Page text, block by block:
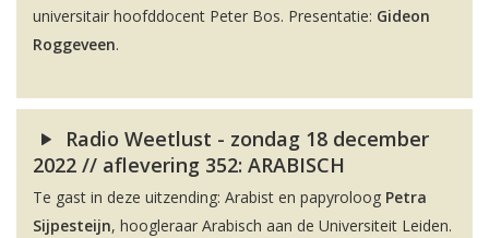
universitair hoofddocent Peter Bos. Presentatie: Gideon
Roggeveen.
Radio Weetlust - zondag 18 december
2022 // aflevering 352: ARABISCH
Te gast in deze uitzending: Arabist en papyroloog Petra
Sijpesteijn, hoogleraar Arabisch aan de Universiteit Leiden.